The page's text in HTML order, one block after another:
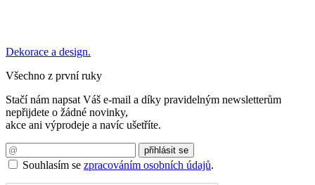
Dekorace a design.
Všechno z první ruky
Stačí nám napsat Váš e-mail a díky pravidelným newsletterům
nepřijdete o žádné novinky,
akce ani výprodeje a navíc ušetříte.
Souhlasím se zpracováním osobních údajů.